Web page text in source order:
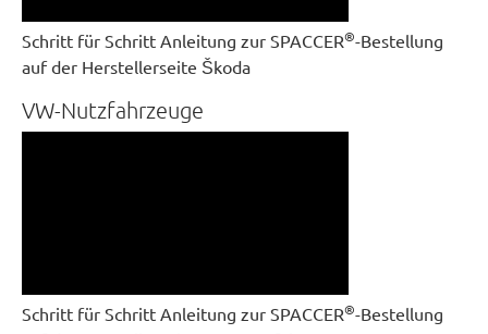
Schritt für Schritt Anleitung zur SPACCER®-Bestellung
auf der Herstellerseite Škoda
VW-Nutzfahrzeuge
Schritt für Schritt Anleitung zur SPACCER®-Bestellung